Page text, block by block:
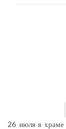
26 июля в храме